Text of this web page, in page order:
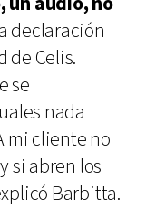
declaración
de Celis.
se
nada
mi cliente no
si abren los
Barbitta.